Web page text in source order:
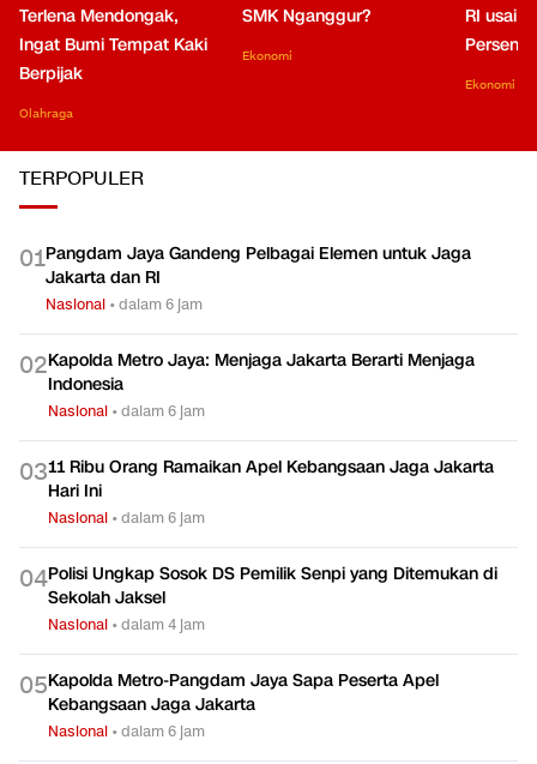
Terlena Mendongak,
Ingat Bumi Tempat Kaki
Berpijak
Olahraga
SMK Nganggur?
Ekonomi
RI usai
Persen
Ekonomi
TERPOPULER
01Pangdam Jaya Gandeng Pelbagai Elemen untuk Jaga
Jakarta dan RI
Nasional •dalam 6 jam
02Kapolda Metro Jaya: Menjaga Jakarta Berarti Menjaga
Indonesia
Nasional •dalam 6 jam
0311 Ribu Orang Ramaikan Apel Kebangsaan Jaga Jakarta
Hari Ini
Nasional •dalam 6 jam
04Polisi Ungkap Sosok DS Pemilik Senpi yang Ditemukan di
Sekolah Jaksel
Nasional •dalam 4 jam
05Kapolda Metro-Pangdam Jaya Sapa Peserta Apel
Kebangsaan Jaga Jakarta
Nasional •dalam 6 jam